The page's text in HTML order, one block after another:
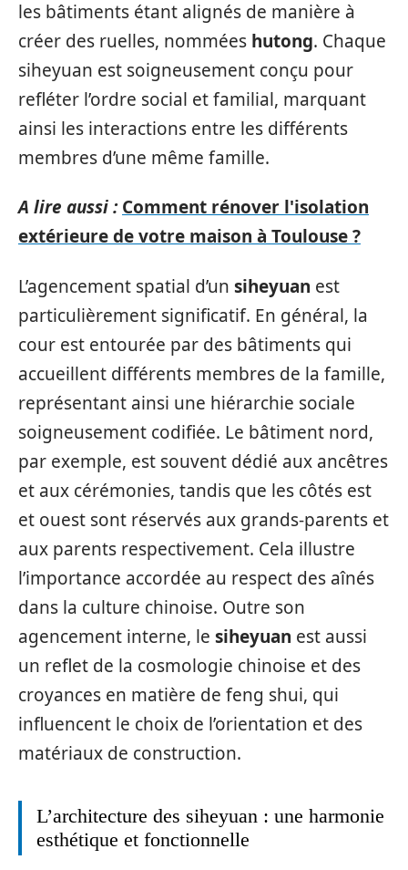
les bâtiments étant alignés de manière à
créer des ruelles, nommées hutong. Chaque
siheyuan est soigneusement conçu pour
refléter l’ordre social et familial, marquant
ainsi les interactions entre les différents
membres d’une même famille.
A lire aussi : Comment rénover l'isolation
extérieure de votre maison à Toulouse ?
L’agencement spatial d’un siheyuan est
particulièrement significatif. En général, la
cour est entourée par des bâtiments qui
accueillent différents membres de la famille,
représentant ainsi une hiérarchie sociale
soigneusement codifiée. Le bâtiment nord,
par exemple, est souvent dédié aux ancêtres
et aux cérémonies, tandis que les côtés est
et ouest sont réservés aux grands-parents et
aux parents respectivement. Cela illustre
l’importance accordée au respect des aînés
dans la culture chinoise. Outre son
agencement interne, le siheyuan est aussi
un reflet de la cosmologie chinoise et des
croyances en matière de feng shui, qui
influencent le choix de l’orientation et des
matériaux de construction.
L’architecture des siheyuan : une harmonie
esthétique et fonctionnelle